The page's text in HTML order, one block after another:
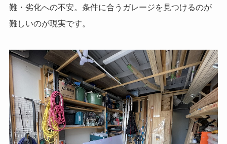
難・劣化への不安。条件に合うガレージを見つけるのが
難しいのが現実です。